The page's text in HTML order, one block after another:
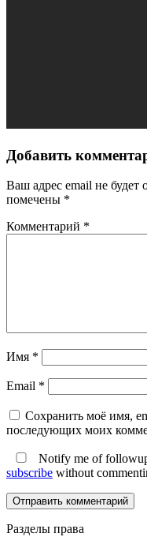
Добавить
Ваш адрес email не будет
помечены *
Комментарий *
Имя *
Email *
Сохранить моё имя,
последующих моих
Notify me of
subscribe without
Разделы права